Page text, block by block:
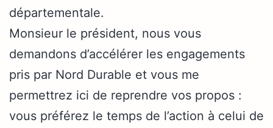
départementale.
Monsieur le président, nous vous
demandons d’accélérer les engagements
pris par Nord Durable et vous me
permettrez ici de reprendre vos propos :
vous préférez le temps de l’action à celui de